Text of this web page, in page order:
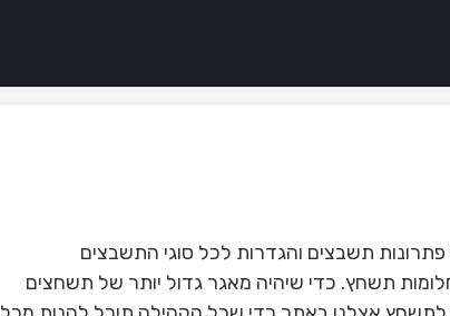
תשבצים והגדרות לכל סוגי התשבצים
תשחץ. כדי שיהיה מאגר גדול יותר של תשחצים